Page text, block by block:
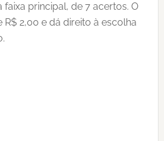
faixa principal, de 7 acertos. O
2,00 e dá direito à escolha